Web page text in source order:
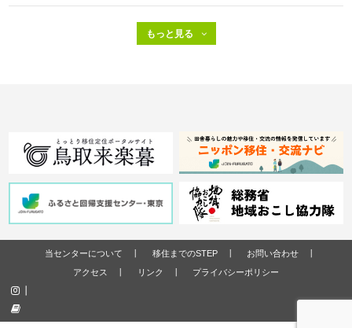
当センターについて 移住までのSTEP
お問い合わせ
アクセス
リンク プライバシーポリシー